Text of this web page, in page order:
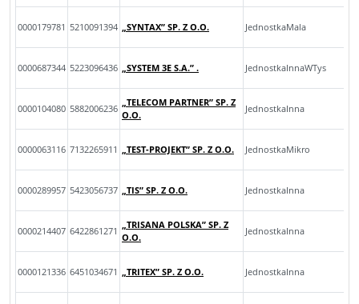
0000179781 5210091394 „SYNTAX” SP. Z O.O. JednostkaMala
0000687344 5223096436 „SYSTEM 3E S.A.” . JednostkaInnaWTys
0000104080 5882006236
„TELECOM PARTNER” SP. Z
O.O.
JednostkaInna
0000063116 7132265911 „TEST-PROJEKT” SP. Z O.O. JednostkaMikro
0000289957 5423056737 „TIS” SP. Z O.O. JednostkaInna
0000214407 6422861271
„TRISANA POLSKA” SP. Z
O.O.
JednostkaInna
0000121336 6451034671 „TRITEX” SP. Z O.O. JednostkaInna